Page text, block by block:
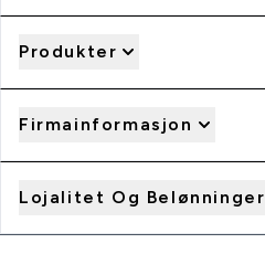
Produkter
Firmainformasjon
Lojalitet Og Belønninger